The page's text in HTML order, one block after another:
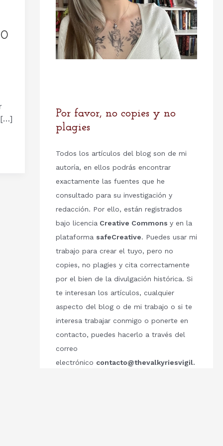
[…]
Por favor, no copies y no
plagies
Todos los artículos del blog son de mi
autoría, en ellos podrás encontrar
exactamente las fuentes que he
consultado para su investigación y
redacción. Por ello, están registrados
bajo licencia Creative Commons y en la
plataforma safeCreative. Puedes usar mi
trabajo para crear el tuyo, pero no
copies, no plagies y cita correctamente
por el bien de la divulgación histórica. Si
te interesan los artículos, cualquier
aspecto del blog o de mi trabajo o si te
interesa trabajar conmigo o ponerte en
contacto, puedes hacerlo a través del
correo
electrónico contacto@thevalkyriesvigil.